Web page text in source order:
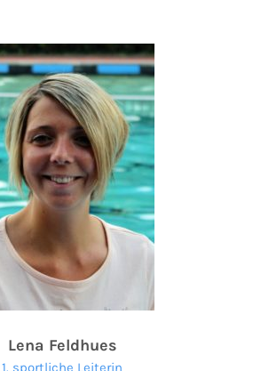
Lena Feldhues
1. sportliche Leiterin